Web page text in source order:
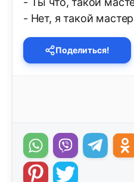
- Нет, я такой
Поделиться!